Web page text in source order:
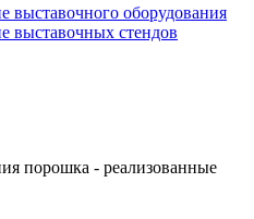
выставочного оборудования
выставочных стендов
порошка - реализованные